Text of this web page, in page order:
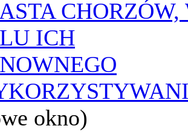
CHORZÓW,
ICH
okno)